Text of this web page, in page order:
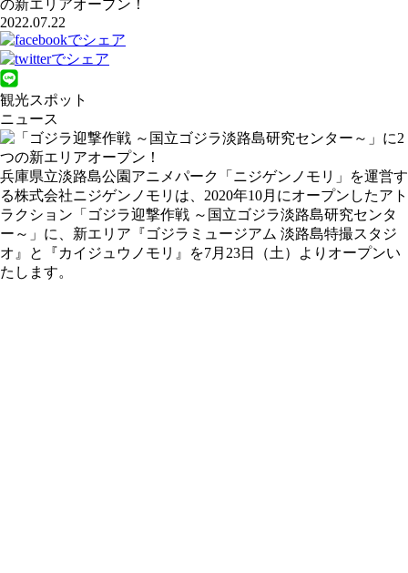
の新エリアオープン！
2022.07.22
観光スポット
ニュース
兵庫県立淡路島公園アニメパーク「ニジゲンノモリ」を運営す
る株式会社ニジゲンノモリは、2020年10月にオープンしたアト
ラクション「ゴジラ迎撃作戦 ～国立ゴジラ淡路島研究センタ
ー～」に、新エリア『ゴジラミュージアム 淡路島特撮スタジ
オ』と『カイジュウノモリ』を7月23日（土）よりオープンい
たします。